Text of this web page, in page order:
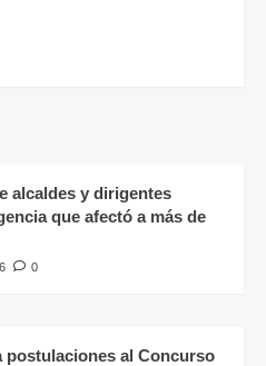
alcaldes y dirigentes
que afectó a más de
0
al Concurso